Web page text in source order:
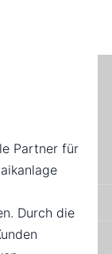
Partner für
Durch die